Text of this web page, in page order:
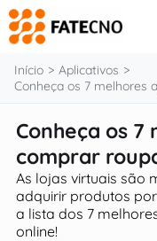
o
conteúdo
Aplicativos
Tutoriais
Governo
Renda Extra
Finanças
Início
Aplicativos
Conheça os 7 melhores
Conheça os 7
comprar
As lojas virtuais são
adquirir produtos
a lista dos 7
online!